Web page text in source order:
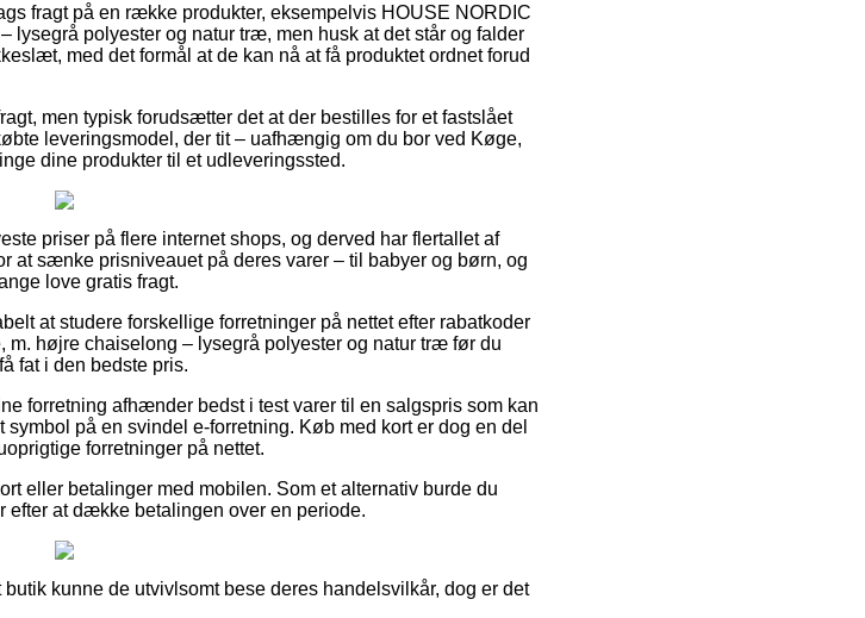
fragt på en række produkter, eksempelvis HOUSE NORDIC
lysegrå polyester og natur træ, men husk at det står og falder
med det formål at de kan nå at få produktet ordnet forud
men typisk forudsætter det at der bestilles for et fastslået
leveringsmodel, der tit – uafhængig om du bor ved Køge,
dine produkter til et udleveringssted.
priser på flere internet shops, og derved har flertallet af
at sænke prisniveauet på deres varer – til babyer og børn, og
love gratis fragt.
at studere forskellige forretninger på nettet efter rabatkoder
højre chaiselong – lysegrå polyester og natur træ før du
fat i den bedste pris.
forretning afhænder bedst i test varer til en salgspris som kan
på en svindel e-forretning. Køb med kort er dog en del
forretninger på nettet.
eller betalinger med mobilen. Som et alternativ burde du
efter at dække betalingen over en periode.
kunne de utvivlsomt bese deres handelsvilkår, dog er det